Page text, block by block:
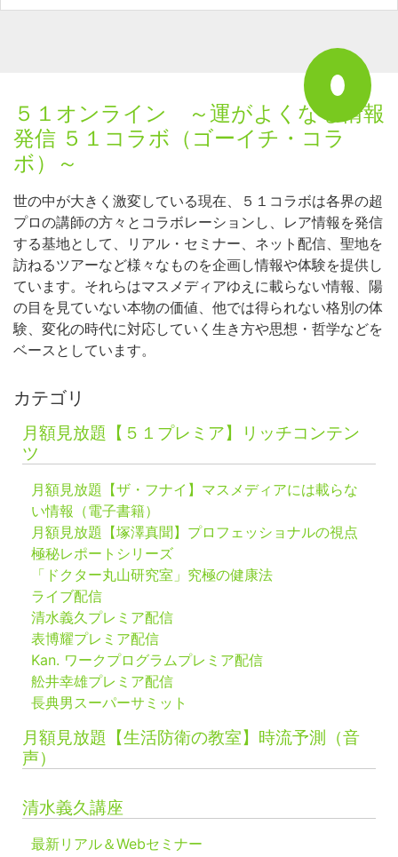
５１オンライン ～運がよくなる情報
発信 ５１コラボ（ゴーイチ・コラ
ボ）～
世の中が大きく激変している現在、５１コラボは各界の超
プロの講師の方々とコラボレーションし、レア情報を発信
する基地として、リアル・セミナー、ネット配信、聖地を
訪ねるツアーなど様々なものを企画し情報や体験を提供し
ています。それらはマスメディアゆえに載らない情報、陽
の目を見ていない本物の価値、他では得られない格別の体
験、変化の時代に対応していく生き方や思想・哲学などを
ベースとしています。
カテゴリ
月額見放題【５１プレミア】リッチコンテン
ツ
月額見放題【ザ・フナイ】マスメディアには載らな
い情報（電子書籍）
月額見放題【塚澤真聞】プロフェッショナルの視点
極秘レポートシリーズ
「ドクター丸山研究室」究極の健康法
ライブ配信
清水義久プレミア配信
表博耀プレミア配信
Kan. ワークプログラムプレミア配信
舩井幸雄プレミア配信
長典男スーパーサミット
月額見放題【生活防衛の教室】時流予測（音
声）
清水義久講座
最新リアル＆Webセミナー